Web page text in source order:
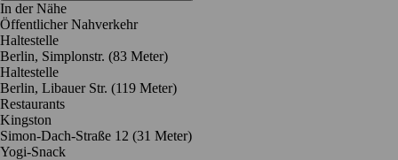
In der Nähe
Öffentlicher Nahverkehr
Haltestelle
Berlin, Simplonstr. (83 Meter)
Haltestelle
Berlin, Libauer Str. (119 Meter)
Restaurants
Kingston
Simon-Dach-Straße 12 (31 Meter)
Yogi-Snack